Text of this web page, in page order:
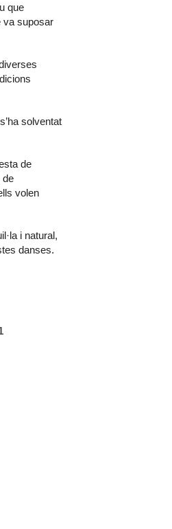
que
va suposar
solventat
de
de
volen
i natural,
danses.